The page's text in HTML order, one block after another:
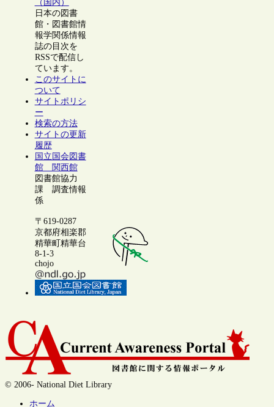
（国内）
日本の図書
館・図書館情
報学関係情報
誌の目次を
RSSで配信し
ています。
このサイトに
ついて
サイトポリシ
ー
検索の方法
サイトの更新
履歴
国立国会図書
館 関西館
図書館協力
課 調査情報
係
〒619-0287
京都府相楽郡
精華町精華台
8-1-3
chojo
© 2006- National Diet Library
ホーム